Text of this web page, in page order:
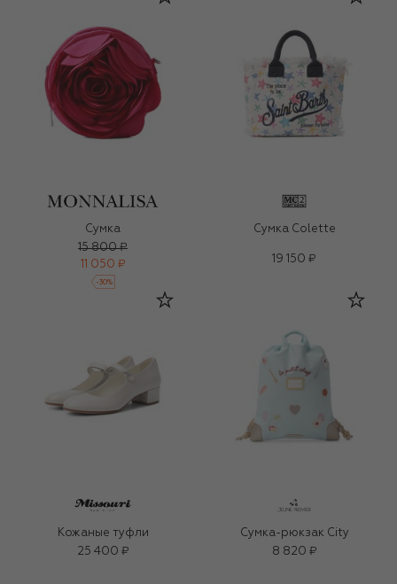
Сумка
15 800 ₽
11 050 ₽
-30%
Сумка Colette
19 150 ₽
Кожаные туфли
25 400 ₽
Сумка-рюкзак City
8 820 ₽